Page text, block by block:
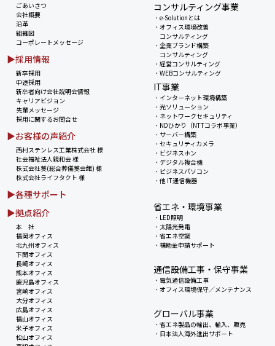
ごあいさつ
会社概要
沿革
組織図
コーポレートメッセージ
▶採用情報
新卒採用
中途採用
新卒者向け会社説明会情報
キャリアビジョン
先輩メッセージ
採用に関するお問合せ
▶お客様の声紹介
西村ステンレス工業株式会社 様
社会福祉法人親和会 様
株式会社葵(総合葬儀葵会館) 様
株式会社ライフタクト 様
▶各種サポート
コンサルティング事業
・e-Solutionとは
・オフィス環境改善
コンサルティング
・企業ブランド構築
コンサルティング
・経営コンサルティング
・WEBコンサルティング
IT事業
・ インターネット環境構築
・光ソリューション
・ ネットワークセキュリティ
・ NDひかり（NTTコラボ事業）
・ サーバー構築
・セキュリティカメラ
・ ビジネスホン
・デジタル複合機
・ ビジネスパソコン
・他 IT通信機器
省エネ・環境事業
・ LED照明
・ 太陽光発電
・省エネ空調
・補助金申請サポート
通信設備工事・保守事業
・ 電気通信設備工事
・オフィス環境保守／メンテナンス
グローバル事業
・省エネ製品の輸出、輸入、販売
・ 日本法人海外進出サポート
▶拠点紹介
本 社
福岡オフィス
北九州オフィス
下関オフィス
長崎オフィス
熊本オフィス
鹿児島オフィス
宮崎オフィス
大分オフィス
広島オフィス
福山オフィス
米子オフィス
松山オフィス